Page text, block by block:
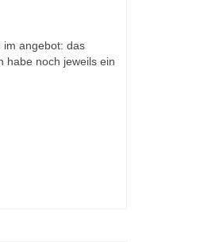
im angebot: das
habe noch jeweils ein